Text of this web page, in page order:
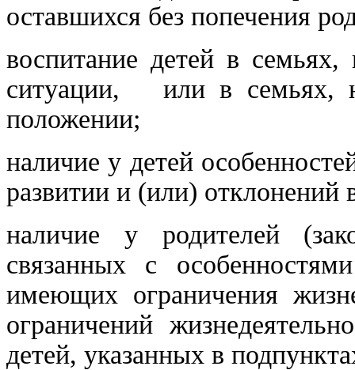
оставшихся без попечения
воспитание детей в
ситуации, или в семьях,
положении;
наличие у детей
развитии и (или) отклонений
наличие у родителей
связанных с
имеющих ограничения
ограничений
детей, указанных в